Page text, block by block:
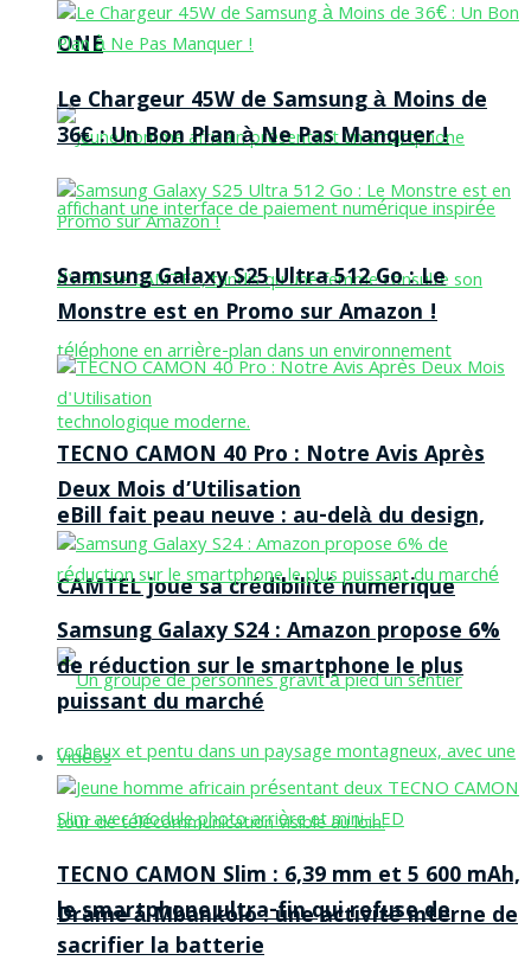
ONE
eBill fait peau neuve : au-delà du design,
CAMTEL joue sa crédibilité numérique
Drame à Mbankolo : une activité interne de
Le Chargeur 45W de Samsung à Moins de
36€ : Un Bon Plan à Ne Pas Manquer !
Samsung Galaxy S25 Ultra 512 Go : Le
Monstre est en Promo sur Amazon !
TECNO CAMON 40 Pro : Notre Avis Après
Deux Mois d’Utilisation
Samsung Galaxy S24 : Amazon propose 6%
de réduction sur le smartphone le plus
puissant du marché
Vidéos
TECNO CAMON Slim : 6,39 mm et 5 600 mAh,
le smartphone ultra-fin qui refuse de
sacrifier la batterie